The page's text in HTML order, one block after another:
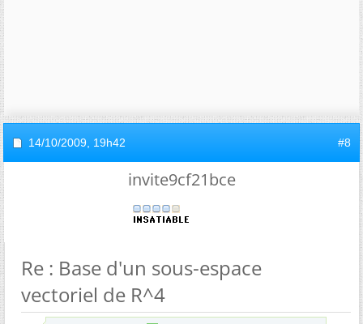
14/10/2009, 19h42 #8
invite9cf21bce
Re : Base d'un sous-espace
vectoriel de R^4